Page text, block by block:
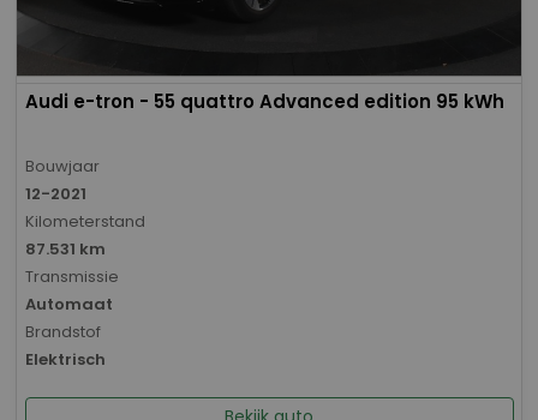
Audi e-tron - 55 quattro Advanced edition 95 kWh
Bouwjaar
12-2021
Kilometerstand
87.531 km
Transmissie
Automaat
Brandstof
Elektrisch